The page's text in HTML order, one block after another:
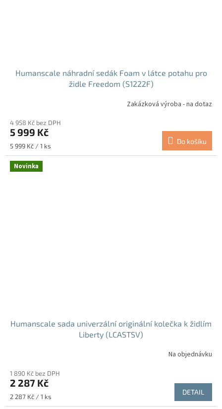
Humanscale náhradní sedák Foam v látce potahu pro
židle Freedom (S1222F)
Zakázková výroba - na dotaz
4 958 Kč bez DPH
5 999 Kč
Měrná
cena:
5 999 Kč / 1 ks
Do košíku
Novinka
Humanscale sada univerzální originální kolečka k židlím
Liberty (LCASTSV)
Na objednávku
1 890 Kč bez DPH
2 287 Kč
Měrná
cena:
2 287 Kč / 1 ks
DETAIL